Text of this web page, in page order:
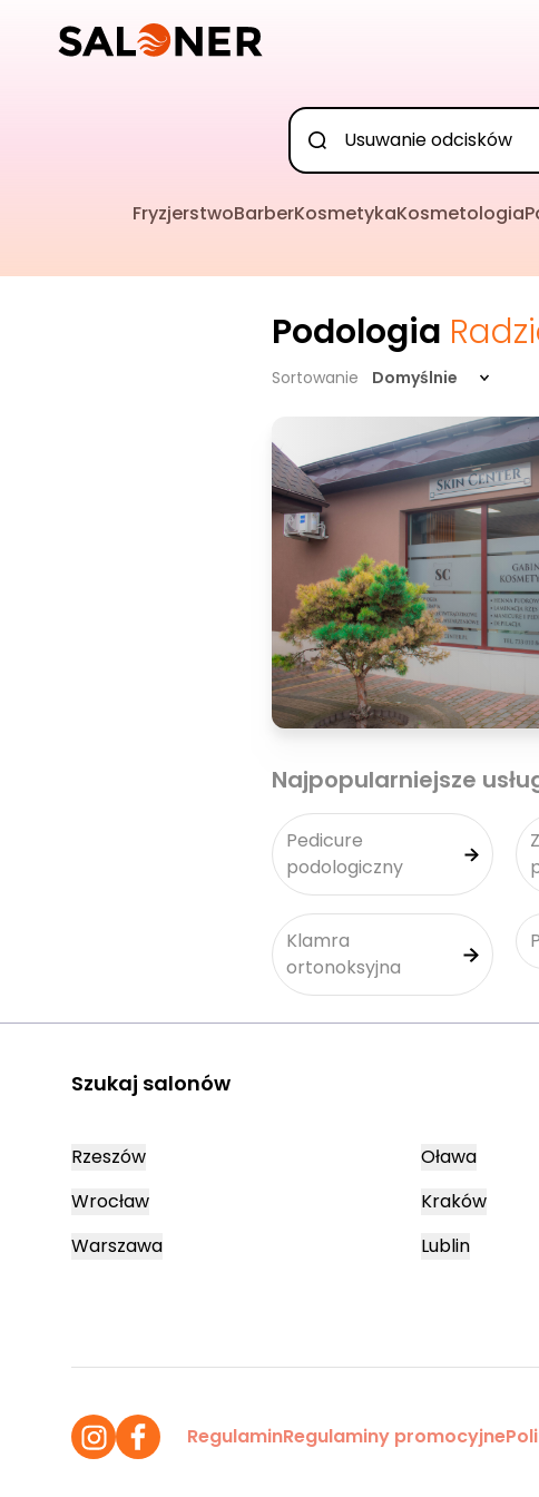
FryzjerstwoBarberKosmetykaKosmetologia
Podologia
Sortowanie Domyślnie
Najpopularniejsze
Pedicure
podologiczny
Klamra
ortonoksyjna
Szukaj salonów
Rzeszów
Wrocław
Warszawa
Oława
Kraków
Lublin
RegulaminRegulaminy promocyjne